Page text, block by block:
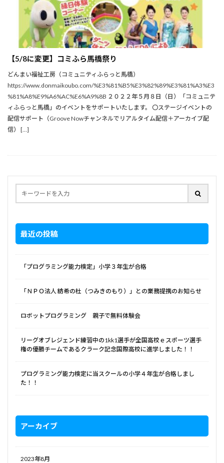
【5/8に変更】コミふら馬橋祭り
どんまい福祉工房（コミュニティふらっと馬橋）
https://www.donmaikoubo.com/%E3%81%B5%E3%82%89%E3%81%A3%E3
%81%A8%E9%A6%AC%E6%A9%8B ２０２２年５月８日（日）「コミュニテ
ィふらっと馬橋」のイベントをサポートいたします。 〇ステージイベントの
配信サポート（Groove Nowチャンネルでリアルタイム配信＋アーカイブ配
信） […]
最近の投稿
「プログラミング能力検定」小学３年生が合格
「ＮＰＯ法人 紡希の杜（つみきのもり）」との業務提携のお知らせ
ロボットプログラミング 親子で無料体験会
リーグオブレジェンド練習中の1kk1選手が全国高校ｅスポーツ選手
権の優勝チームであるクラーク記念国際高校に進学しました！！
プログラミング能力検定に当スクールの小学４年生が合格しまし
た！！
アーカイブ
2023年8月